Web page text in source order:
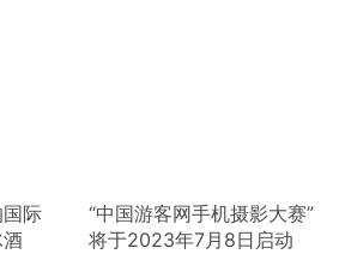
际
“中国游客网手机摄影大赛”
将于2023年7月8日启动